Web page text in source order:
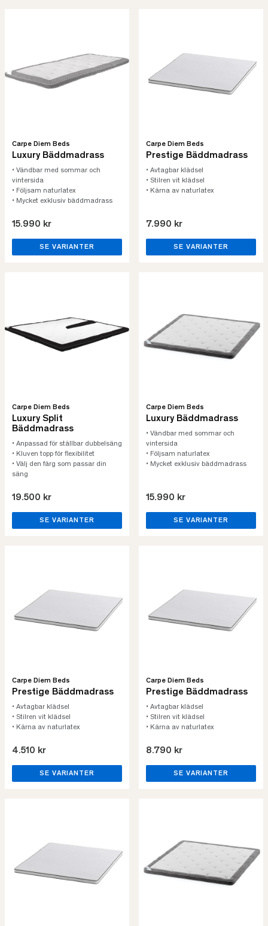
Carpe Diem Beds
Luxury Bäddmadrass
• Vändbar med sommar och
vintersida
• Följsam naturlatex
• Mycket exklusiv bäddmadrass
15.990 kr
SE VARIANTER
Carpe Diem Beds
Prestige Bäddmadrass
• Avtagbar klädsel
• Stilren vit klädsel
• Kärna av naturlatex
7.990 kr
SE VARIANTER
Carpe Diem Beds
Luxury Split
Bäddmadrass
• Anpassad för ställbar dubbelsäng
• Kluven topp för flexibilitet
• Välj den färg som passar din
säng
19.500 kr
SE VARIANTER
Carpe Diem Beds
Luxury Bäddmadrass
• Vändbar med sommar och
vintersida
• Följsam naturlatex
• Mycket exklusiv bäddmadrass
15.990 kr
SE VARIANTER
Carpe Diem Beds
Prestige Bäddmadrass
• Avtagbar klädsel
• Stilren vit klädsel
• Kärna av naturlatex
4.510 kr
SE VARIANTER
Carpe Diem Beds
Prestige Bäddmadrass
• Avtagbar klädsel
• Stilren vit klädsel
• Kärna av naturlatex
8.790 kr
SE VARIANTER